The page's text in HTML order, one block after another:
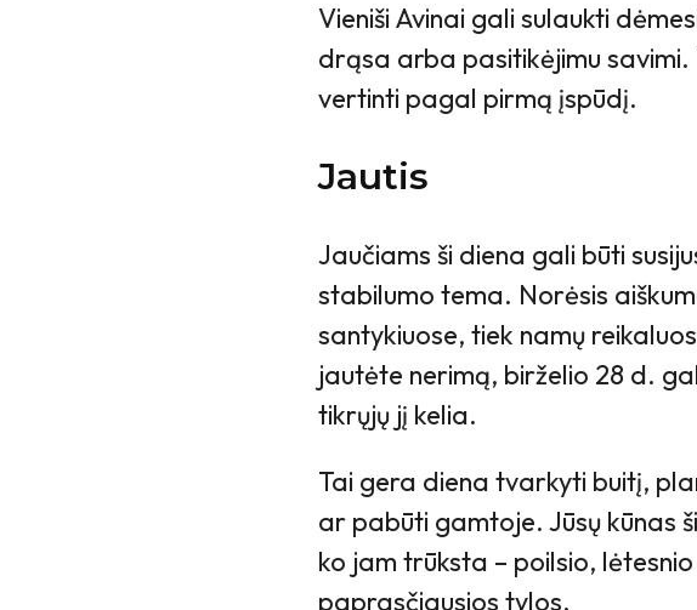
Vieniši Avinai gali sulaukti
drąsa arba pasitikėjimu savimi.
vertinti pagal pirmą įspūdį.
Jautis
Jaučiams ši diena gali būti
stabilumo tema. Norėsis
santykiuose, tiek namų
jautėte nerimą, birželio 28 d.
tikrųjų jį kelia.
Tai gera diena tvarkyti buitį,
ar pabūti gamtoje. Jūsų kūnas
ko jam trūksta – poilsio,
paprasčiausios tylos.